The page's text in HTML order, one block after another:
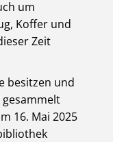
um
Koffer und
Zeit
besitzen und
16. Mai 2025